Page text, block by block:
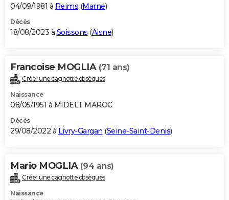
04/09/1981 à Reims (Marne)
Décès
18/08/2023 à Soissons (Aisne)
Francoise MOGLIA (71 ans)
Créer une cagnotte obsèques
Naissance
08/05/1951 à MIDELT MAROC
Décès
29/08/2022 à Livry-Gargan (Seine-Saint-Denis)
Mario MOGLIA (94 ans)
Créer une cagnotte obsèques
Naissance